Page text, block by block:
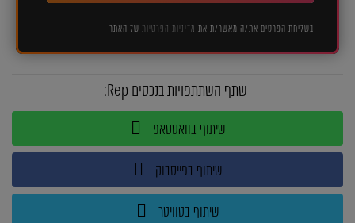
בשליחת הפרטים את/ה מאשר/ת את מדיניות הפרטיות של האתר
שתף השתתפויות בנכסים Rep:
שיתוף בוואטסאפ
שיתוף בפייסבוק
שיתוף בטוויטר